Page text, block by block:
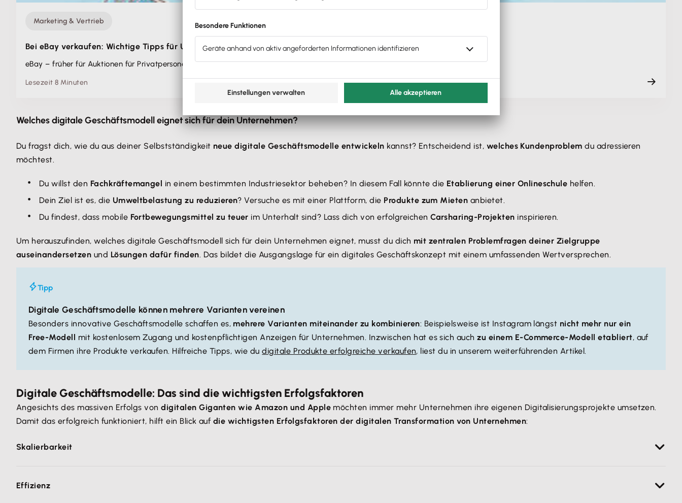
Marketing & Vertrieb
Bei eBay verkaufen: Wichtige Tipps für Unternehmen
eBay – früher für Auktionen für Privatpersonen gedacht – heute für kleine und mittlere Firmen mittlerweile ein interessanter Ver…
Lesezeit 8 Minuten
Welches digitale Geschäftsmodell eignet sich für dein Unternehmen?
Du fragst dich, wie du aus deiner Selbstständigkeit neue digitale Geschäftsmodelle entwickeln kannst? Entscheidend ist, welches Kundenproblem du adressieren
möchtest.
Du willst den Fachkräftemangel in einem bestimmten Industriesektor beheben? In diesem Fall könnte die Etablierung einer Onlineschule helfen.
Dein Ziel ist es, die Umweltbelastung zu reduzieren? Versuche es mit einer Plattform, die Produkte zum Mieten anbietet.
Du findest, dass mobile Fortbewegungsmittel zu teuer im Unterhalt sind? Lass dich von erfolgreichenCarsharing-Projekten inspirieren.
Um herauszufinden, welches digitale Geschäftsmodell sich für dein Unternehmen eignet, musst du dich mit zentralen Problemfragen deiner Zielgruppe
auseinandersetzen und Lösungen dafür finden. Das bildet die Ausgangslage für ein digitales Geschäftskonzept mit einem umfassenden Wertversprechen.
Tipp
Digitale Geschäftsmodelle können mehrere Varianten vereinen
Besonders innovative Geschäftsmodelle schaffen es, mehrere Varianten miteinander zu kombinieren: Beispielsweise ist Instagram längst nicht mehr nur ein
Free-Modell mit kostenlosem Zugang und kostenpflichtigen Anzeigen für Unternehmen. Inzwischen hat es sich auchzu einem E-Commerce-Modell etabliert, auf
dem Firmen ihre Produkte verkaufen. Hilfreiche Tipps, wie dudigitale Produkte erfolgreiche verkaufen, liest du in unserem weiterführenden Artikel.
Digitale Geschäftsmodelle: Das sind die wichtigsten Erfolgsfaktoren
Angesichts des massiven Erfolgs vondigitalen Giganten wie Amazon und Apple möchten immer mehr Unternehmen ihre eigenen Digitalisierungsprojekte umsetzen.
Damit das erfolgreich funktioniert, hilft ein Blick auf die wichtigsten Erfolgsfaktoren der digitalen Transformation von Unternehmen:
Skalierbarkeit
funktioniert insbesondere bei Software gut: Wurde das Programm und die Vermarktungsstrategie erarbeitet, sind dem Absatz keine Grenzen gesetzt.
Effizienz